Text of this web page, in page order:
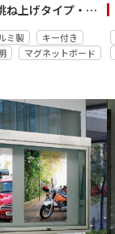
PKA-P型（跳ね上げタイプ・和風／壁付）
ミ製
キー付き
マグネットボード